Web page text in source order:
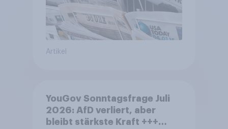
Artikel
YouGov Sonntagsfrage Juli
2026: AfD verliert, aber
bleibt stärkste Kraft +++